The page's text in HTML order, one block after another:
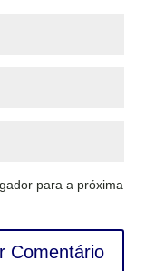
para a próxima